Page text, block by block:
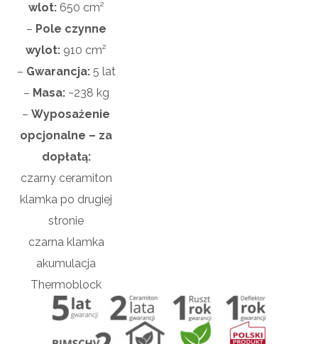
wlot: 650 cm²
– Pole czynne
wylot: 910 cm²
– Gwarancja: 5 lat
– Masa: ~238 kg
–Wyposażenie
opcjonalne – za
dopłatą:
czarny ceramiton
klamka po drugiej
stronie
czarna klamka
akumulacja
Thermoblock